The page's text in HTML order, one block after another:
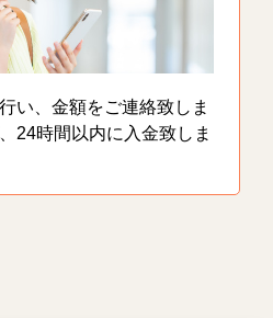
い、金額をご連絡致しま
24時間以内に入金致しま